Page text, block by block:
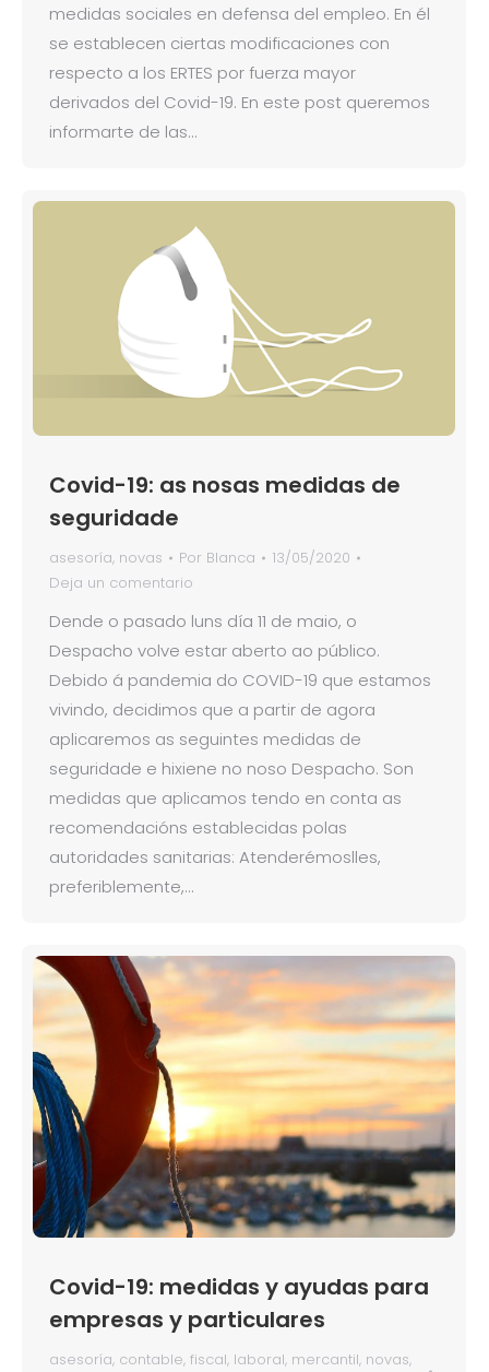
medidas sociales en defensa del empleo. En él
se establecen ciertas modificaciones con
respecto a los ERTES por fuerza mayor
derivados del Covid-19. En este post queremos
informarte de las…
Covid-19: as nosas medidas de
seguridade
asesoría, novas Por Blanca
13/05/2020
Deja un comentario
Dende o pasado luns día 11 de maio, o
Despacho volve estar aberto ao público.
Debido á pandemia do COVID-19 que estamos
vivindo, decidimos que a partir de agora
aplicaremos as seguintes medidas de
seguridade e hixiene no noso Despacho. Son
medidas que aplicamos tendo en conta as
recomendacións establecidas polas
autoridades sanitarias: Atenderémoslles,
preferiblemente,…
Covid-19: medidas y ayudas para
empresas y particulares
asesoría, contable, fiscal, laboral, mercantil, novas,